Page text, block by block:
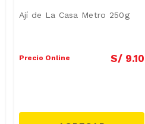
Ají de La Casa Metro 250g
Precio Online S/ 9.10